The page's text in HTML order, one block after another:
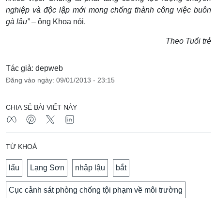
nghiệp và độc lập mới mong chống thành công việc buôn
gà lậu”– ông Khoa nói.
Theo Tuổi trẻ
Tác giả: depweb
Đăng vào ngày: 09/01/2013 - 23:15
CHIA SẺ BÀI VIẾT NÀY
TỪ KHOÁ
lẩu Lạng Sơn nhập lậu bắt
Cục cảnh sát phòng chống tội phạm về môi trường